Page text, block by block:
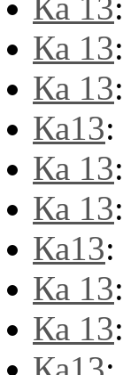
Ка 13:
Ка 13:
Ка 13:
Ка13:
Ка 13:
Ка 13:
Ка13:
Ка 13:
Ка 13: